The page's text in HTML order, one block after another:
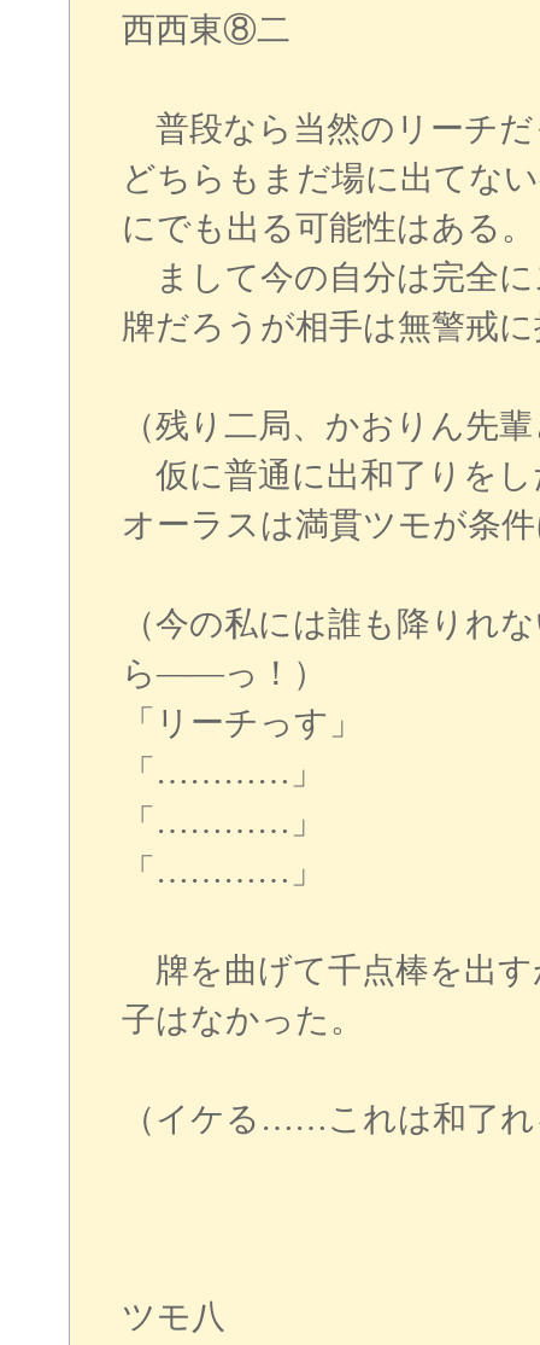
西西東⑧二
普段なら当然のリーチ
どちらもまだ場に出てな
にでも出る可能性はある。
まして今の自分は完全
牌だろうが相手は無警戒
（残り二局、かおりん先
仮に普通に出和了りをし
オーラスは満貫ツモが条
（今の私には誰も降りれ
ら――っ！）
「リーチっす」
「…………」
「…………」
「…………」
牌を曲げて千点棒を出す
子はなかった。
（イケる……これは和了
ツモ八